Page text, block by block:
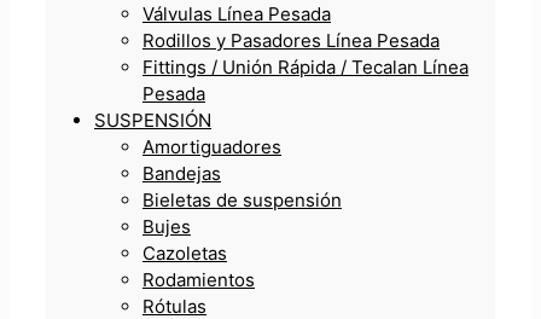
Válvulas Línea Pesada
Rodillos y Pasadores Línea Pesada
Fittings / Unión Rápida / Tecalan Línea
Pesada
SUSPENSIÓN
Amortiguadores
Bandejas
Bieletas de suspensión
Bujes
Cazoletas
Rodamientos
Rótulas